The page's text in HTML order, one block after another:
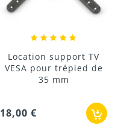
Location support TV
VESA pour trépied de
35 mm
18,00 €